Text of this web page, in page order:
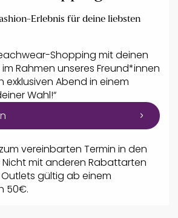
Erlebnis für deine liebsten
Shopping mit deinen
im Rahmen unseres Freund*innen
exklusiven Abend in einem
Wahl!“
vereinbarten Termin in den
Nicht mit anderen Rabattarten
gültig ab einem
50€.